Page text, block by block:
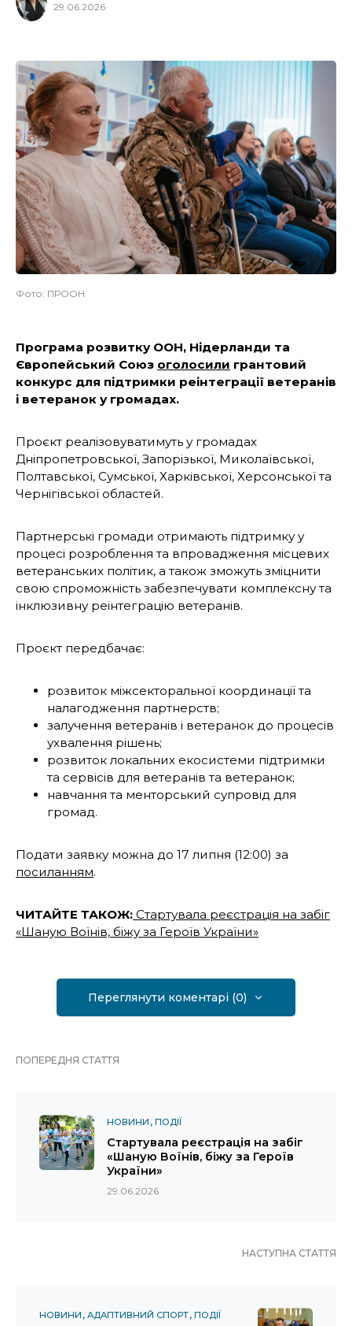
29.06.2026
Фото: ПРООН
Програма розвитку ООН, Нідерланди та
Європейський Союз оголосили грантовий
конкурс для підтримки реінтеграції ветеранів
і ветеранок у громадах.
Проєкт реалізовуватимуть у громадах
Дніпропетровської, Запорізької, Миколаївської,
Полтавської, Сумської, Харківської, Херсонської та
Чернігівської областей.
Партнерські громади отримають підтримку у
процесі розроблення та впровадження місцевих
ветеранських політик, а також зможуть зміцнити
свою спроможність забезпечувати комплексну та
інклюзивну реінтеграцію ветеранів.
Проєкт передбачає:
розвиток міжсекторальної координації та
налагодження партнерств;
залучення ветеранів і ветеранок до процесів
ухвалення рішень;
розвиток локальних екосистеми підтримки
та сервісів для ветеранів та ветеранок;
навчання та менторський супровід для
громад.
Подати заявку можна до 17 липня (12:00) за
посиланням.
ЧИТАЙТЕ ТАКОЖ: Стартувала реєстрація на забіг
«Шаную Воїнів, біжу за Героїв України»
Переглянути коментарі (0)
ПОПЕРЕДНЯ СТАТТЯ
НОВИНИ ПОДІЇ
Стартувала реєстрація на забіг
«Шаную Воїнів, біжу за Героїв
України»
29.06.2026
НАСТУПНА СТАТТЯ
НОВИНИ АДАПТИВНИЙ СПОРТ ПОДІЇ